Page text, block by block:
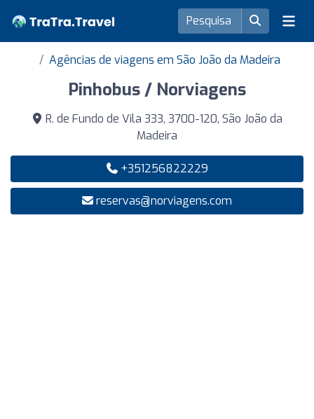
Agências de viagens em São João da Madeira
Pinhobus / Norviagens
R. de Fundo de Vila 333, 3700-120, São João da
Madeira
+351256822229
reservas@norviagens.com